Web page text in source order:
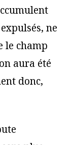
ne
le champ
aura été
donc,